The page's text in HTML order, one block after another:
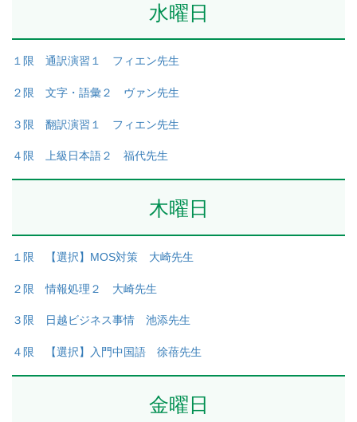
水曜日
１限 通訳演習１ フィエン先生
２限 文字・語彙２ ヴァン先生
３限 翻訳演習１ フィエン先生
４限 上級日本語２ 福代先生
木曜日
１限 【選択】MOS対策 大崎先生
２限 情報処理２ 大崎先生
３限 日越ビジネス事情 池添先生
４限 【選択】入門中国語 徐蓓先生
金曜日